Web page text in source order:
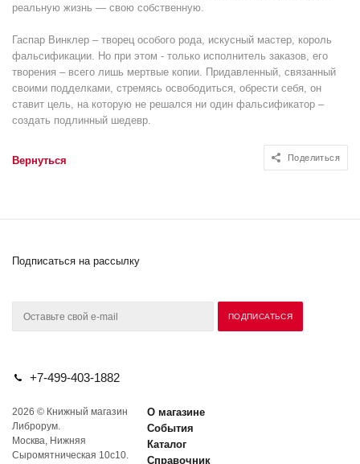
реальную жизнь — свою собственную.
Гаспар Винклер – творец особого рода, искусный мастер, король
фальсификации. Но при этом - только исполнитель заказов, его
творения – всего лишь мертвые копии. Придавленный, связанный
своими подделками, стремясь освободиться, обрести себя, он
ставит цель, на которую не решался ни один фальсификатор –
создать подлинный шедевр.
Вернуться Поделиться
Подписаться на рассылку
+7-499-403-1882
2026 © Книжный магазин
Либрорум.
Москва, Нижняя
Сыромятническая 10с10.
О магазине
События
Каталог
Справочник